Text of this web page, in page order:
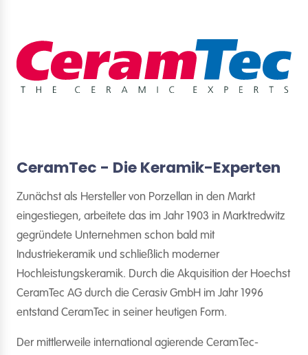
CeramTec - Die Keramik-Experten
Zunächst als Hersteller von Porzellan in den Markt
eingestiegen, arbeitete das im Jahr 1903 in Marktredwitz
gegründete Unternehmen schon bald mit
Industriekeramik und schließlich moderner
Hochleistungskeramik. Durch die Akquisition der Hoechst
CeramTec AG durch die Cerasiv GmbH im Jahr 1996
entstand CeramTec in seiner heutigen Form.
Der mittlerweile international agierende CeramTec-